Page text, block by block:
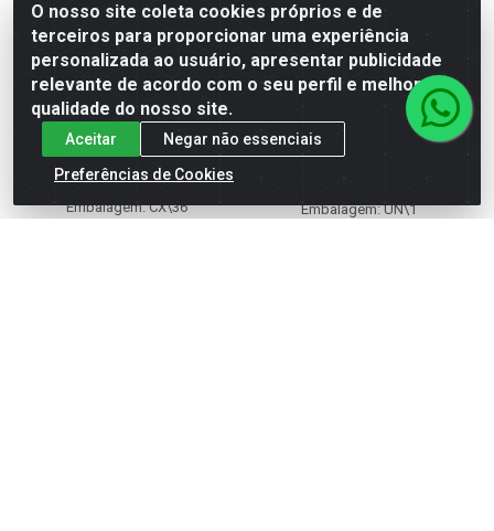
CONDULETE TAMPA 1
POSTO 3/4 RJ TRAMONTINA
Embalagem: CX\36
CONDULETE TAMPA 2
POSTOS 3/4 RJ
Embalagem: UN\1
O nosso site coleta cookies próprios e de
terceiros para proporcionar uma experiência
personalizada ao usuário, apresentar publicidade
relevante de acordo com o seu perfil e melhorar a
qualidade do nosso site.
Aceitar
Negar não essenciais
Preferências de Cookies